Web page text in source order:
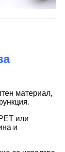
материал,
или
и